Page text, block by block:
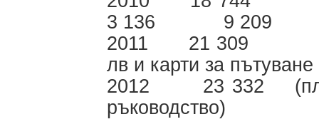
3 136 9 209 6
2011
лв и карти за пътуване
2012 23 332
ръководство)